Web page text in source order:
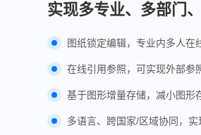
实现多专业、多部门
图纸锁定编辑，专业内多人在
在线引用参照，可实现外部参
基于图形增量存储，减小图形
多语言、跨国家/区域协同，